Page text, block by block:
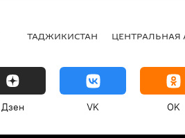
ТАДЖИКИСТАН ЦЕНТРАЛЬНАЯ
Дзен VK OK